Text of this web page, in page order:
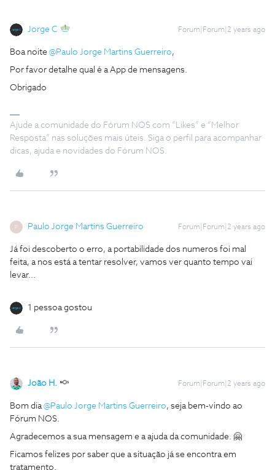
Jorge C Forum|Forum|2 years ago
Boa noite @Paulo Jorge Martins Guerreiro,
Por favor detalhe qual é a App de mensagens.
Obrigado
Ajude a comunidade do Fórum NOS com “Likes” e “Melhor
Resposta” nas soluções mais úteis. Siga o perfil para acompanhar
dicas, ajuda e novidades do Fórum NOS.
Paulo Jorge Martins Guerreiro Forum|Forum|2 years ago
Já foi descoberto o erro, a portabilidade dos numeros foi mal
feita, a nos está a tentar resolver, vamos ver quanto tempo vai
levar...
1 pessoa gostou
João H. Forum|Forum|2 years ago
Bom dia@Paulo Jorge Martins Guerreiro, seja bem-vindo ao
Fórum NOS.
Agradecemos a sua mensagem e a ajuda da comunidade. 🤗
Ficamos felizes por saber que a situação já se encontra em
tratamento.